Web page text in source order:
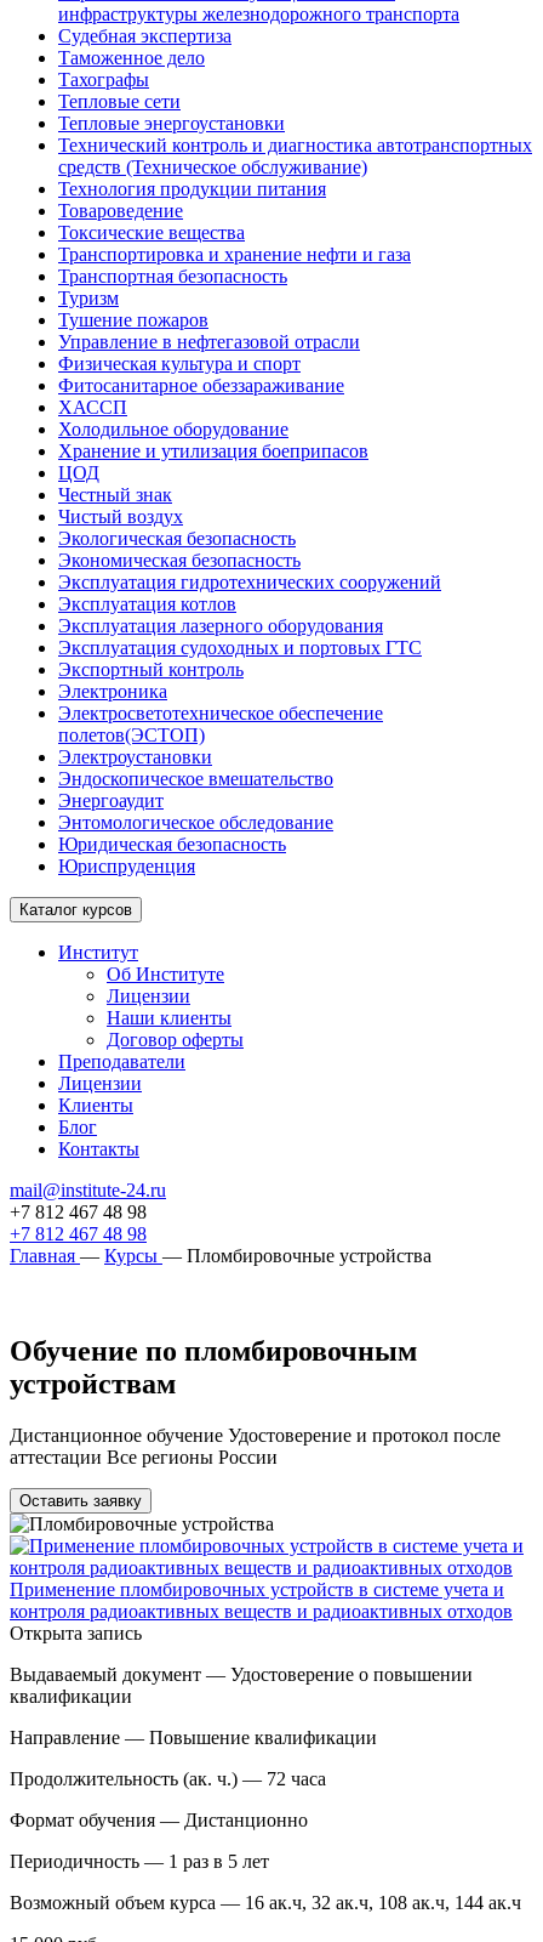
инфраструктуры железнодорожного транспорта
Судебная экспертиза
Таможенное дело
Тахографы
Тепловые сети
Тепловые энергоустановки
Технический контроль и диагностика автотранспортных
средств (Техническое обслуживание)
Технология продукции питания
Товароведение
Токсические вещества
Транспортировка и хранение нефти и газа
Транспортная безопасность
Туризм
Тушение пожаров
Управление в нефтегазовой отрасли
Физическая культура и спорт
Фитосанитарное обеззараживание
ХАССП
Холодильное оборудование
Хранение и утилизация боеприпасов
ЦОД
Честный знак
Чистый воздух
Экологическая безопасность
Экономическая безопасность
Эксплуатация гидротехнических сооружений
Эксплуатация котлов
Эксплуатация лазерного оборудования
Эксплуатация судоходных и портовых ГТС
Экспортный контроль
Электроника
Электросветотехническое обеспечение
полетов(ЭСТОП)
Электроустановки
Эндоскопическое вмешательство
Энергоаудит
Энтомологическое обследование
Юридическая безопасность
Юриспруденция
Каталог курсов
Институт
Об Институте
Лицензии
Наши клиенты
Договор оферты
Преподаватели
Лицензии
Клиенты
Блог
Контакты
mail@institute-24.ru
+7 812 467 48 98
+7 812 467 48 98
Главная — Курсы — Пломбировочные устройства
Обучение по пломбировочным
устройствам
Дистанционное обучение Удостоверение и протокол после
аттестации Все регионы России
Оставить заявку
Применение пломбировочных устройств в системе учета и
контроля радиоактивных веществ и радиоактивных отходов
Открыта запись
Выдаваемый документ — Удостоверение о повышении
квалификации
Направление — Повышение квалификации
Продолжительность (ак. ч.) — 72 часа
Формат обучения — Дистанционно
Периодичность — 1 раз в 5 лет
Возможный объем курса — 16 ак.ч, 32 ак.ч, 108 ак.ч, 144 ак.ч